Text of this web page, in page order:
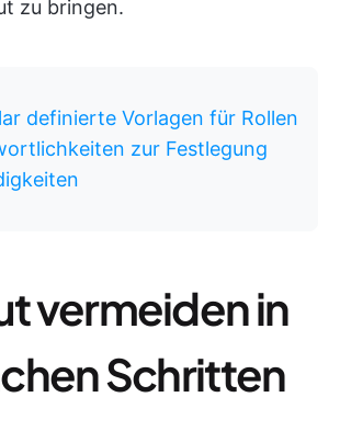
zu bringen.
definierte Vorlagen für Rollen
zur Festlegung
vermeiden in
Schritten